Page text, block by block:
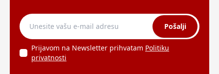
Pošalji
Prijavom na Newsletter prihvatam Politiku
privatnosti